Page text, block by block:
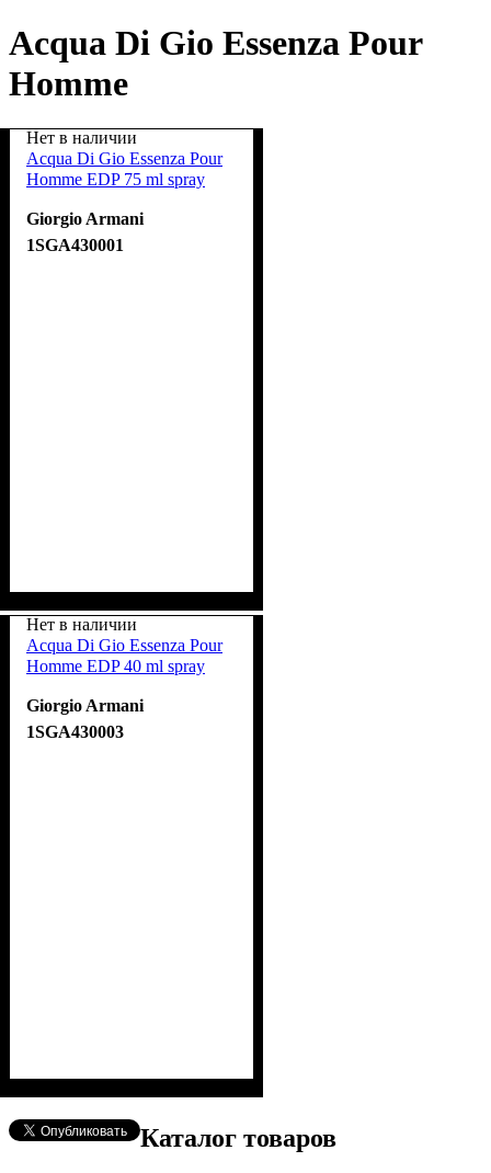
Acqua Di Gio Essenza Pour
Homme
Нет в наличии
Acqua Di Gio Essenza Pour
Homme EDP 75 ml spray
Giorgio Armani
1SGA430001
Нет в наличии
Acqua Di Gio Essenza Pour
Homme EDP 40 ml spray
Giorgio Armani
1SGA430003
Каталог товаров